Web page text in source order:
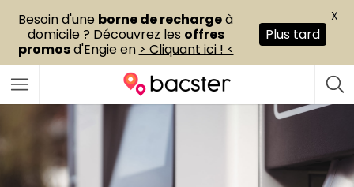
Besoin d'une borne de rechargeà
domicile ? Découvrez les offres
promosd'Engie en > Cliquant ici ! <
Plus tard
X